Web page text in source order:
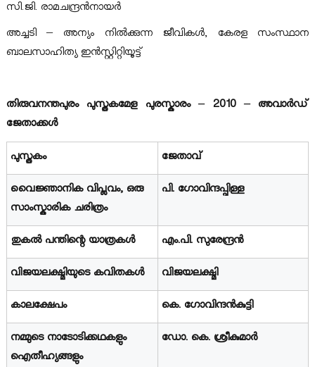
സി.ജി. രാമചന്ദ്രന്‍നായര്‍
അച്ചടി – അന്യം നില്‍ക്കുന്ന ജീവികള്‍, കേരള സംസ്ഥാന
ബാലസാഹിത്യ ഇന്‍സ്റ്റിറ്റിയൂട്ട്
തിരുവനന്തപുരം പുസ്തകമേള പുരസ്കാരം – 2010 – അവാര്‍ഡ്
ജേതാക്കള്‍
പുസ്തകം
ജേതാവ്
വൈജ്ഞാനിക വിപ്ലവം, ഒരു
സാംസ്കാരിക ചരിത്രം
പി. ഗോവിന്ദപ്പിള്ള
തുകല്‍ പന്തിന്റെ യാത്രകള്‍
എം.പി. സുരേന്ദ്രന്‍
വിജയലക്ഷ്മിയുടെ കവിതകള്‍
വിജയലക്ഷ്മി
കാലക്ഷേപം
കെ. ഗോവിന്ദന്‍കുട്ടി
നമ്മുടെ നാടോടിക്കഥകളും
ഐതീഹ്യങ്ങളും
ഡോ. കെ. ശ്രീകുമാര്‍